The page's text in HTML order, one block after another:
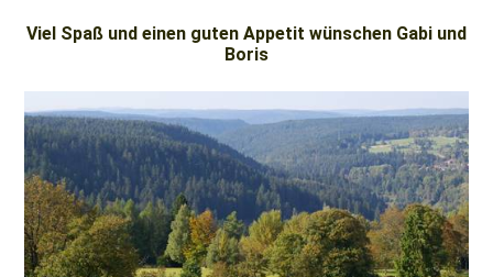
Viel Spaß und einen guten Appetit wünschen Gabi und
Boris